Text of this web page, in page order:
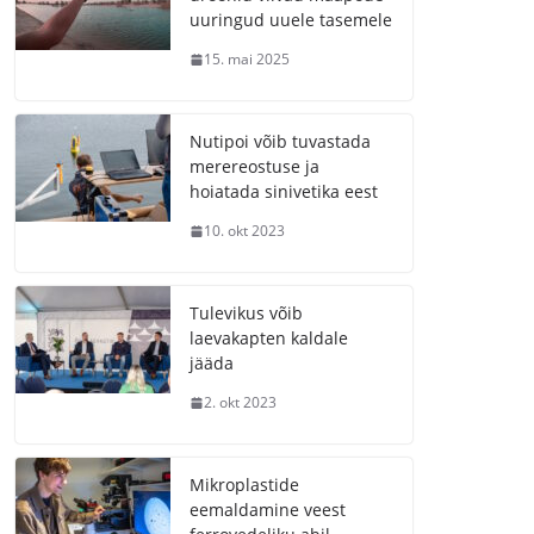
uuringud uuele tasemele
15. mai 2025
Nutipoi võib tuvastada
merereostuse ja
hoiatada sinivetika eest
10. okt 2023
Tulevikus võib
laevakapten kaldale
jääda
2. okt 2023
Mikroplastide
eemaldamine veest